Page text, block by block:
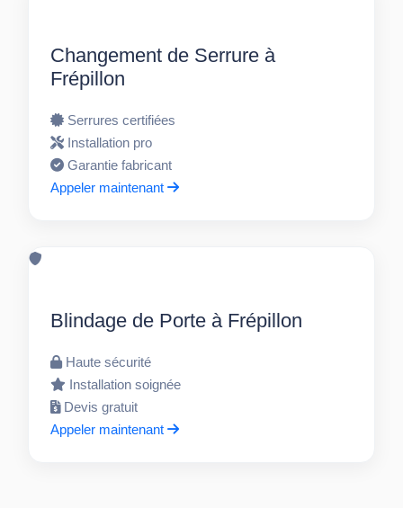
Changement de Serrure à
Frépillon
Serrures certifiées
Installation pro
Garantie fabricant
Appeler maintenant
Blindage de Porte à Frépillon
Haute sécurité
Installation soignée
Devis gratuit
Appeler maintenant